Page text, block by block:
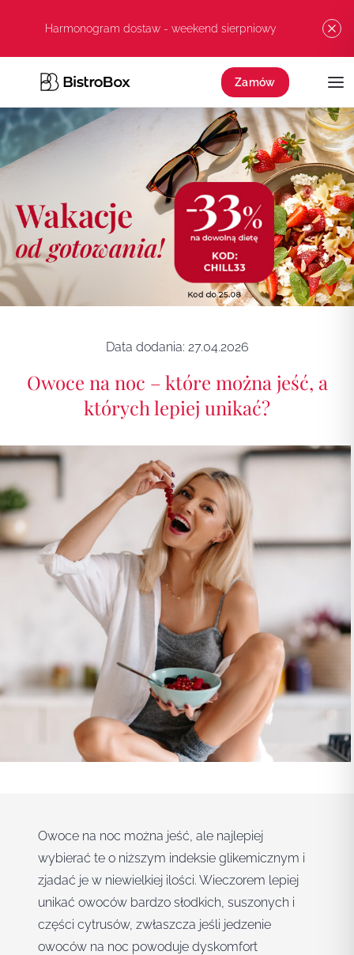
Harmonogram dostaw - weekend sierpniowy
Zamów
Data dodania: 27.04.2026
Owoce na noc – które można jeść, a
których lepiej unikać?
Owoce na noc można jeść, ale najlepiej
wybierać te o niższym indeksie glikemicznym i
zjadać je w niewielkiej ilości. Wieczorem lepiej
unikać owoców bardzo słodkich, suszonych i
części cytrusów, zwłaszcza jeśli jedzenie
owoców na noc powoduje dyskomfort